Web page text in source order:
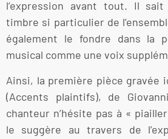
l’expression avant tout. Il
timbre si particulier de
également le fondre dans la
musical comme une voix
Ainsi, la première pièce gravée
(Accents plaintifs), de
chanteur n’hésite pas à «
le suggère au travers de